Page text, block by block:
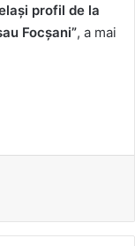
profil de la
Focșani”, a mai